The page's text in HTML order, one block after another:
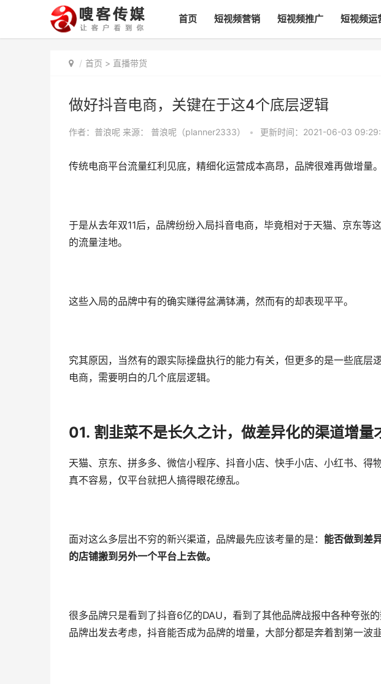
首页 短视频营销 短视频推广 短视频运
首页 > 直播带货
做好抖音电商，关键在于这4个底层逻辑
作者：普浪呢 来源： 普浪呢（planner2333） • 更新时间：2021-06-03
传统电商平台流量红利见底，精细化运营成本高昂，品牌很难再做增量。
于是从去年双11后，品牌纷纷入局抖音电商，毕竟相对于天猫、京东等
的流量洼地。
这些入局的品牌中有的确实赚得盆满钵满，然而有的却表现平平。
究其原因，当然有的跟实际操盘执行的能力有关，但更多的是一些底层
电商，需要明白的几个底层逻辑。
01. 割韭菜不是长久之计， 做差异化的渠道增量
天猫、京东、拼多多、微信小程序、抖音小店、快手小店、小红书、
真不容易，仅平台就把人搞得眼花缭乱。
面对这么多层出不穷的新兴渠道，品牌最先应该考量的是： 能否做到差
的店铺搬到另外一个平台上去做。
很多品牌只是看到了抖音6亿的DAU，看到了其他品牌战报中各种夸张
品牌出发去考虑，抖音能否成为品牌的增量，大部分都是奔着割第一波韭